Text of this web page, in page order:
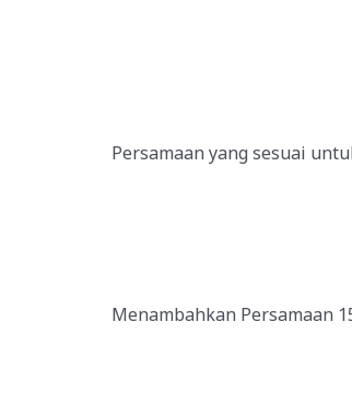
Persamaan yang sesuai
Menambahkan Persamaan